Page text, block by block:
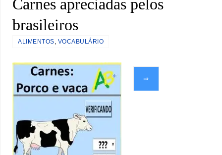
Carnes apreciadas pelos
brasileiros
ALIMENTOS, VOCABULÁRIO
⇒